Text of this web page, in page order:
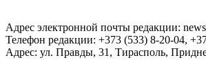
Адрес электронной почты редакции:
Телефон редакции: +373 (533) 8-20-04,
Адрес: ул. Правды, 31, Тирасполь,